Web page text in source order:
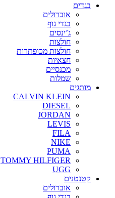
בגדים
אוברולים
בגדי גוף
ג’ינסים
חולצות
חולצות מכופתרות
חצאיות
מכנסיים
שמלות
מותגים
CALVIN KLEIN
DIESEL
JORDAN
LEVIS
FILA
NIKE
PUMA
TOMMY HILFIGER
UGG
קטנטנים
אוברולים